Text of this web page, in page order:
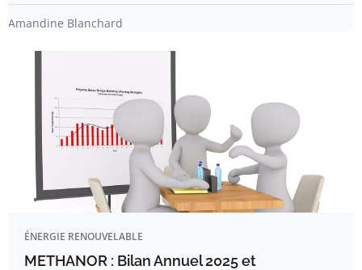
Amandine Blanchard
ÉNERGIE RENOUVELABLE
METHANOR : Bilan Annuel 2025 et